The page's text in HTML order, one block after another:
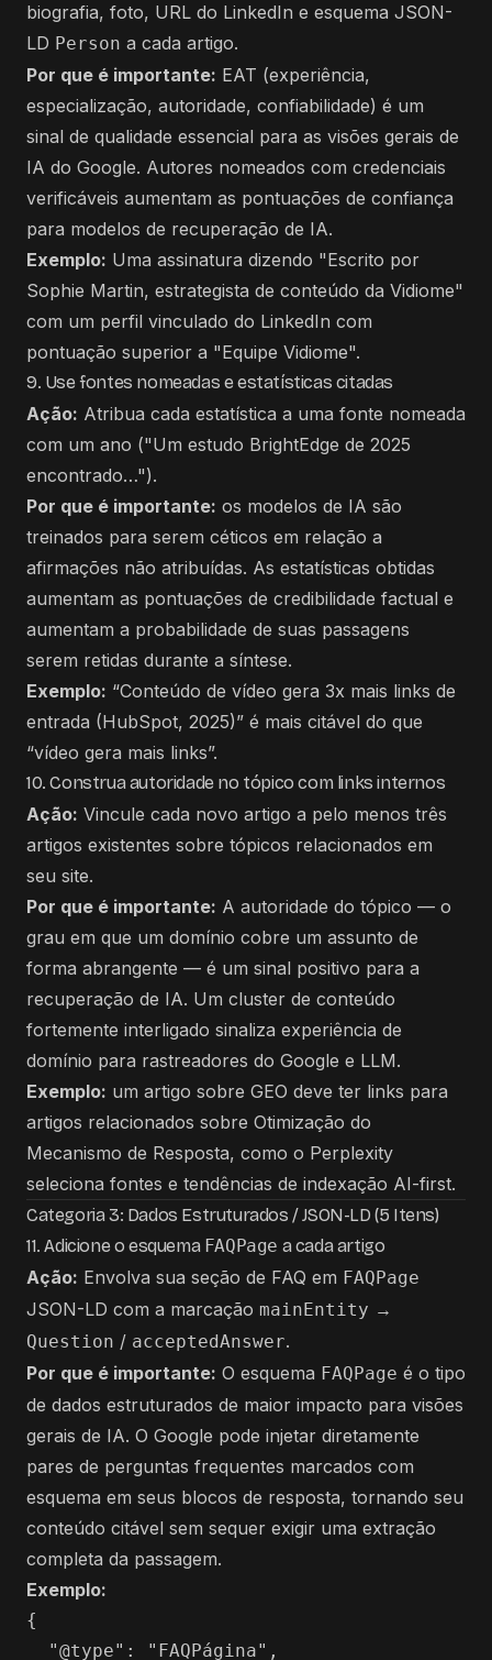
biografia, foto, URL do LinkedIn e esquema JSON-
LD Person a cada artigo.
Por que é importante: EAT (experiência,
especialização, autoridade, confiabilidade) é um
sinal de qualidade essencial para as visões gerais de
IA do Google. Autores nomeados com credenciais
verificáveis ​​aumentam as pontuações de confiança
para modelos de recuperação de IA.
Exemplo: Uma assinatura dizendo "Escrito por
Sophie Martin, estrategista de conteúdo da Vidiome"
com um perfil vinculado do LinkedIn com
pontuação superior a "Equipe Vidiome".
9. Use fontes nomeadas e estatísticas citadas
Ação: Atribua cada estatística a uma fonte nomeada
com um ano ("Um estudo BrightEdge de 2025
encontrado…").
Por que é importante: os modelos de IA são
treinados para serem céticos em relação a
afirmações não atribuídas. As estatísticas obtidas
aumentam as pontuações de credibilidade factual e
aumentam a probabilidade de suas passagens
serem retidas durante a síntese.
Exemplo: “Conteúdo de vídeo gera 3x mais links de
entrada (HubSpot, 2025)” é mais citável do que
“vídeo gera mais links”.
10. Construa autoridade no tópico com links internos
Ação: Vincule cada novo artigo a pelo menos três
artigos existentes sobre tópicos relacionados em
seu site.
Por que é importante: A autoridade do tópico — o
grau em que um domínio cobre um assunto de
forma abrangente — é um sinal positivo para a
recuperação de IA. Um cluster de conteúdo
fortemente interligado sinaliza experiência de
domínio para rastreadores do Google e LLM.
Exemplo: um artigo sobre GEO deve ter links para
artigos relacionados sobre Otimização do
Mecanismo de Resposta, como o Perplexity
seleciona fontes e tendências de indexação AI-first.
Categoria 3: Dados Estruturados / JSON-LD (5 Itens)
11. Adicione o esquema FAQPage a cada artigo
Ação: Envolva sua seção de FAQ em FAQPage
JSON-LD com a marcação mainEntity →
Question / acceptedAnswer.
Por que é importante: O esquema FAQPage é o tipo
de dados estruturados de maior impacto para visões
gerais de IA. O Google pode injetar diretamente
pares de perguntas frequentes marcados com
esquema em seus blocos de resposta, tornando seu
conteúdo citável sem sequer exigir uma extração
completa da passagem.
Exemplo:
{
  "@type": "FAQPágina",